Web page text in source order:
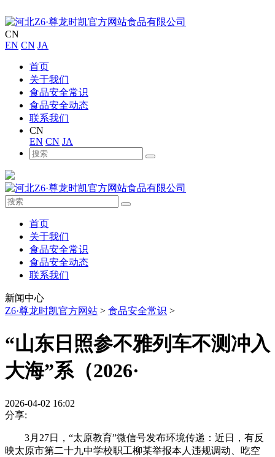
CN
EN CN JA
首页
关于我们
食品安全常识
食品安全动态
联系我们
CN
EN CN JA
首页
关于我们
食品安全常识
食品安全动态
联系我们
新闻中心
Z6·尊龙时凯官方网站 > 食品安全常识 >
“山东日照参不雅列车不测冲入
大海”系（2026·
2026-04-02 16:02
分享:
3月27日，“太原教育”微信号发布环境传递：近日，有反
映太原市第二十九中学校职工柳某举报本人违规调动、吃空